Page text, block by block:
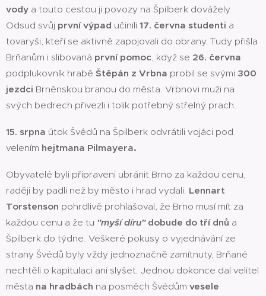
vody a touto cestou ji povozy na Špilberk dovážely.
Odsud svůj první výpad učinili 17. června studenti a
tovaryši, kteří se aktivně zapojovali do obrany. Tudy přišla
Brňanům i slibovaná první pomoc, když se 26. června
podplukovník hrabě Štěpán z Vrbna probil se svými 300
jezdci Brněnskou branou do města. Vrbnovi muži na
svých bedrech přivezli i tolik potřebný střelný prach.
15. srpna útok Švédů na Špilberk odvrátili vojáci pod
velením hejtmana Pilmayera.
Obyvatelé byli připraveni ubránit Brno za každou cenu,
raději by padli než by město i hrad vydali. Lennart
Torstenson pohrdlivě prohlašoval, že Brno musí mít za
každou cenu a že tu "myší díru" dobude do tří dnů a
Špilberk do týdne. Veškeré pokusy o vyjednávání ze
strany Švédů byly vždy jednoznačně zamítnuty, Brňané
nechtěli o kapitulaci ani slyšet. Jednou dokonce dal velitel
města na hradbách na posměch Švédům vesele